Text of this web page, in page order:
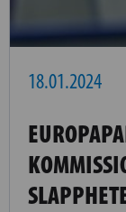
18.01.2024